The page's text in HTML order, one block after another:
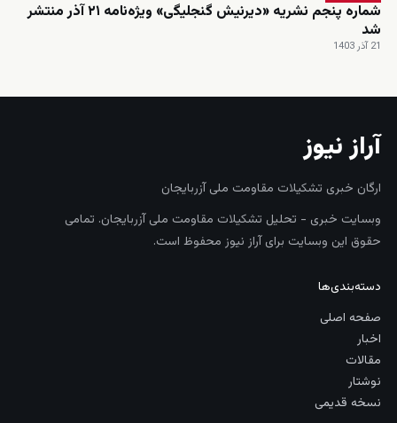
شماره پنجم نشریه «دیرنیش گنجلیگی» ویژه‌نامه ۲۱ آذر منتشر
شد
21 آذر 1403
آراز نیوز
ارگان خبری تشکیلات مقاومت ملی آزربایجان
وبسایت خبری - تحلیل تشکیلات مقاومت ملی آزربایجان. تمامی
حقوق این وبسایت برای آراز نیوز محفوظ است.
دسته‌بندی‌ها
صفحه اصلی
اخبار
مقالات
نوشتار
نسخه قدیمی